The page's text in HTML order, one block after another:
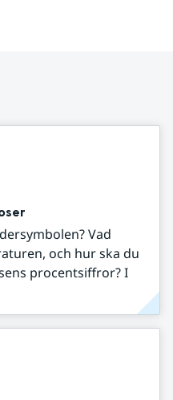
Vad
och hur ska du
procentsiffror? I